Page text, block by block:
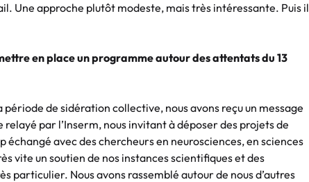
Une approche plutôt modeste, mais très intéressante. Puis il
en place un programme autour des attentats du 13
période de sidération collective, nous avons reçu un message
relayé par l’Inserm, nous invitant à déposer des projets de
échangé avec des chercheurs en neurosciences, en sciences
vite un soutien de nos instances scientifiques et des
particulier. Nous avons rassemblé autour de nous d’autres